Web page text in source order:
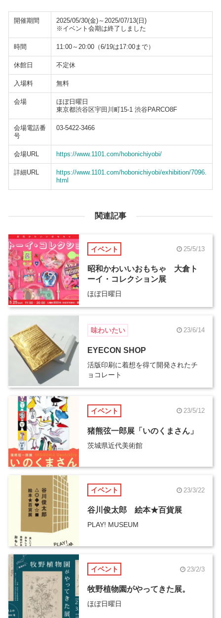
開催期間
2025/05/30(金)～2025/07/13(日)
※イベント会期は終了しました
時間 11:00～20:00（6/19は17:00まで）
休館日 不定休
入場料 無料
会場
ほぼ日曜日
東京都渋谷区宇田川町15-1 渋谷PARCO8F
会場電話番
号
03-5422-3466
会場URL https://www.1101.com/hobonichiyobi/
詳細URL
https://www.1101.com/hobonichiyobi/exhibition/7096.
html
関連記事
イベント 25/5/13
昭和かわいいおもちゃ 大倉ト
ーイ・コレクション展
ほぼ日曜日
味わいたい 23/6/14
EYECON SHOP
活版印刷に着想を得て開発されたチ
ョコレート
イベント 23/5/12
猪熊弦一郎展「いのくまさん」
茨城県近代美術館
イベント 23/3/22
谷川俊太郎 絵本★百貨展
PLAY! MUSEUM
イベント 23/2/3
牧野植物園がやってきた展。
ほぼ日曜日